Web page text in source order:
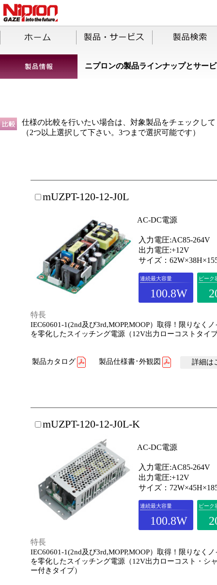
ニプロンの製品ラインナップとサー
仕様の比較を行いたい場合は、対象製品をチェックし
（2つ以上選択して下さい。3つまで選択可能です）
mUZPT-120-12-J0L
AC-DC電源
入力電圧:AC85-264V
出力電圧:+12V
サイズ：
連続最大容量
100.8W
ピーク
特長
IEC60601-1(2nd及び3rd,MOPP,MOOP）取得！限りなく
を零化したスイッチング電源（12V出力ローコストタイ
製品カタログ 製品仕様書･外観図 詳細は
mUZPT-120-12-J0L-K
AC-DC電源
入力電圧:AC85-264V
出力電圧:+12V
サイズ：
連続最大容量
100.8W
ピーク
特長
IEC60601-1(2nd及び3rd,MOPP,MOOP）取得！限りなく
を零化したスイッチング電源（12V出力ローコスト・シ
ー付きタイプ）